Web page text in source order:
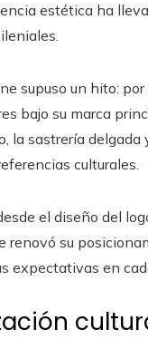
estética ha
supuso un hito:
bajo su marca
sastrería delgada
culturales.
el diseño del
su
expectativas en